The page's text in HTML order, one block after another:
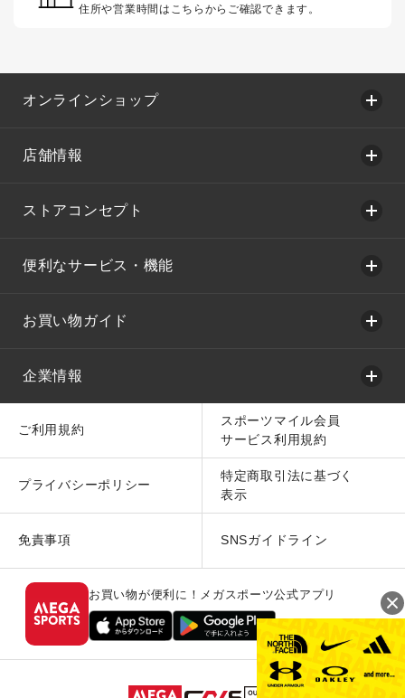
住所や営業時間はこちらからご確認できます。
オンラインショップ
店舗情報
ストアコンセプト
便利なサービス・機能
お買い物ガイド
企業情報
ご利用規約
スポーツマイル会員
サービス利用規約
プライバシーポリシー
特定商取引法に基づく
表示
免責事項 SNSガイドライン
お買い物が便利に！メガスポーツ公式アプリ